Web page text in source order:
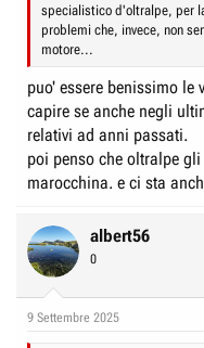
specialistico d'oltralpe, per
problemi che, invece, non
motore...
puo' essere benissimo le
capire se anche negli
relativi ad anni passati.
poi penso che oltralpe
marocchina. e ci sta
albert56
0
9 Settembre 2025